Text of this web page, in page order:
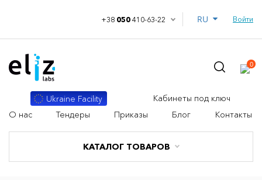
+38 050410-63-22 Войти
КАТАЛОГ ТОВАРОВ
Ukraine Facility
Кабинеты под ключ
О нас
Тендеры Приказы Блог Контакты
0